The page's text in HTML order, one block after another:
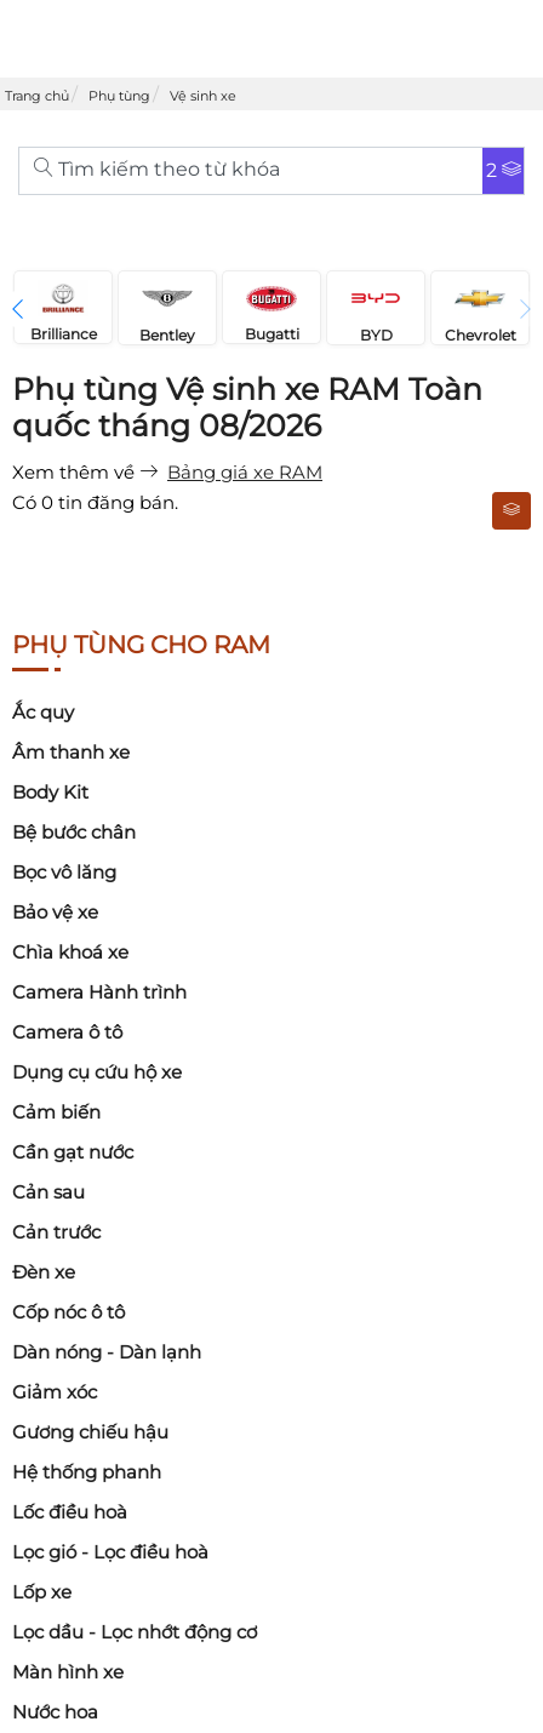
Trang chủ Phụ tùng Vệ sinh xe
Tìm kiếm theo từ khóa 2
Brilliance Bentley Bugatti BYD Chevrolet
Phụ tùng Vệ sinh xe RAM Toàn
quốc tháng 08/2026
Xem thêm về
Bảng giá xe RAM
Có 0 tin đăng bán.
PHỤ TÙNG CHO RAM
Ắc quy
Âm thanh xe
Body Kit
Bệ bước chân
Bọc vô lăng
Bảo vệ xe
Chìa khoá xe
Camera Hành trình
Camera ô tô
Dụng cụ cứu hộ xe
Cảm biến
Cần gạt nước
Cản sau
Cản trước
Đèn xe
Cốp nóc ô tô
Dàn nóng - Dàn lạnh
Giảm xóc
Gương chiếu hậu
Hệ thống phanh
Lốc điều hoà
Lọc gió - Lọc điều hoà
Lốp xe
Lọc dầu - Lọc nhớt động cơ
Màn hình xe
Nước hoa